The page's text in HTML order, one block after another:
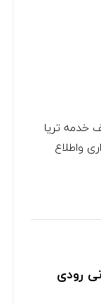
خدمه تریا
واطلاع
رودی